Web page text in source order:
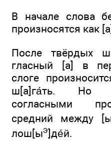
В начале слова
произносятся как
После твёрдых
гласный [а] в
слоге
ш[а]га́ть. Но
согласными
средний между
лош[ыэ]де́й.